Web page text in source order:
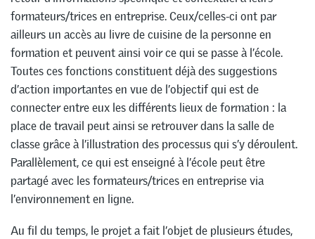
formateurs/trices en entreprise. Ceux/celles-ci ont par
ailleurs un accès au livre de cuisine de la personne en
formation et peuvent ainsi voir ce qui se passe à l’école.
Toutes ces fonctions constituent déjà des suggestions
d’action importantes en vue de l’objectif qui est de
connecter entre eux les différents lieux de formation : la
place de travail peut ainsi se retrouver dans la salle de
classe grâce à l’illustration des processus qui s’y déroulent.
Parallèlement, ce qui est enseigné à l’école peut être
partagé avec les formateurs/trices en entreprise via
l’environnement en ligne.
Au fil du temps, le projet a fait l’objet de plusieurs études,